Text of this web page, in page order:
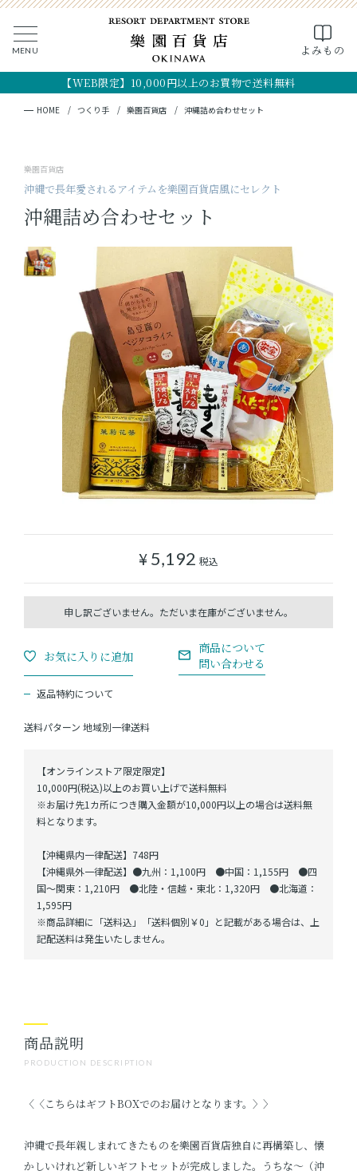
MENU よみもの
【WEB限定】10,000円以上のお買物で送料無料
CLOSE
検索
キーワード検索
MY PAGE CART
全ての商品
フード
クラフト
コスメ・アロマ
OKINAWA the RYUKYU
ショッピングガイド
よみもの
実店舗のご案内
HOME つくり手 樂園百貨店 沖縄詰め合わせセット
樂園百貨店
沖縄で長年愛されるアイテムを樂園百貨店風にセレクト
沖縄詰め合わせセット
¥5,192 税込
送料パターン 地域別一律送料
返品特約について
【オンラインストア限定限定】
10,000円(税込)以上のお買い上げで送料無料
※お届け先1カ所につき購入金額が10,000円以上の場合は送料無
料となります。
【沖縄県内一律配送】748円
【沖縄県外一律配送】●九州：1,100円 ●中国：1,155円 ●四
国～関東：1,210円 ●北陸・信越・東北：1,320円 ●北海道：
1,595円
※商品詳細に「送料込」「送料個別￥0」と記載がある場合は、上
記配送料は発生いたしません。
PRODUCTION DESCRIPTION
商品説明
〈〈こちらはギフトBOXでのお届けとなります。〉〉
沖縄で長年親しまれてきたものを樂園百貨店独自に再構築し、懐
かしいけれど新しいギフトセットが完成しました。うちな～（沖